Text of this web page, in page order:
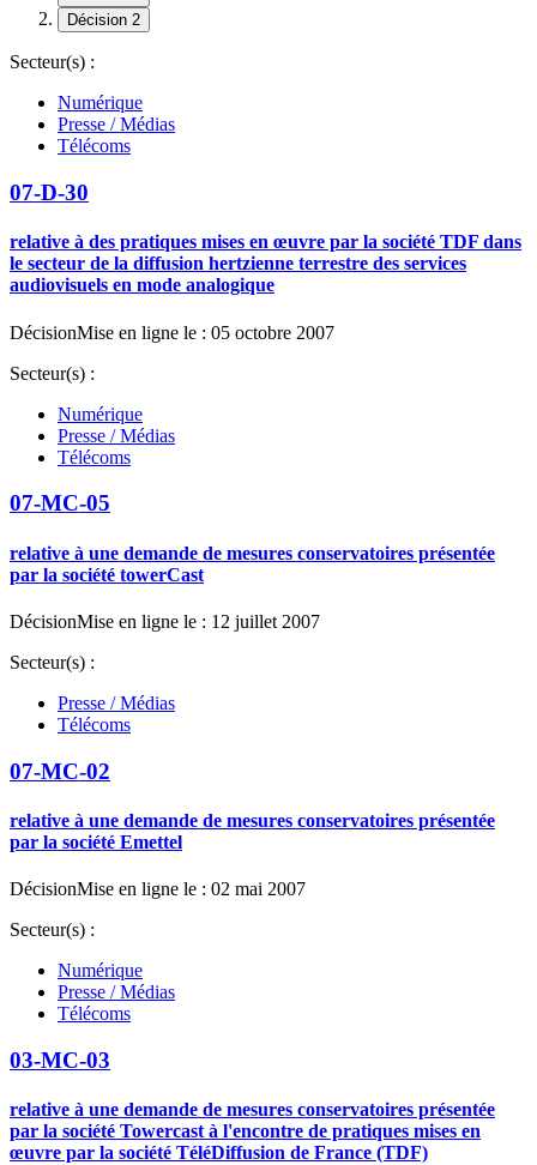
Décision 2
Secteur(s) :
Numérique
Presse / Médias
Télécoms
07-D-30
relative à des pratiques mises en œuvre par la société TDF dans
le secteur de la diffusion hertzienne terrestre des services
audiovisuels en mode analogique
DécisionMise en ligne le : 05 octobre 2007
Secteur(s) :
Numérique
Presse / Médias
Télécoms
07-MC-05
relative à une demande de mesures conservatoires présentée
par la société towerCast
DécisionMise en ligne le : 12 juillet 2007
Secteur(s) :
Presse / Médias
Télécoms
07-MC-02
relative à une demande de mesures conservatoires présentée
par la société Emettel
DécisionMise en ligne le : 02 mai 2007
Secteur(s) :
Numérique
Presse / Médias
Télécoms
03-MC-03
relative à une demande de mesures conservatoires présentée
par la société Towercast à l'encontre de pratiques mises en
œuvre par la société TéléDiffusion de France (TDF)